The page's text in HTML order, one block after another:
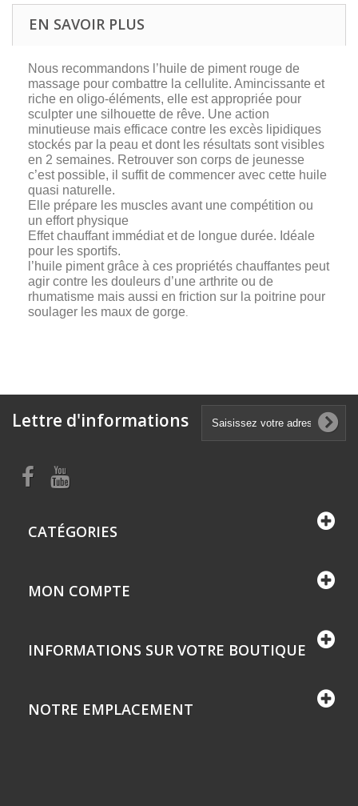
EN SAVOIR PLUS
Nous recommandons l’huile de piment rouge de
massage pour combattre la cellulite. Amincissante et
riche en oligo-éléments, elle est appropriée pour
sculpter une silhouette de rêve. Une action
minutieuse mais efficace contre les excès lipidiques
stockés par la peau et dont les résultats sont visibles
en 2 semaines. Retrouver son corps de jeunesse
c’est possible, il suffit de commencer avec cette huile
quasi naturelle.
Elle prépare les muscles avant une compétition ou
un effort physique
Effet chauffant immédiat et de longue durée. Idéale
pour les sportifs.
l’huile piment grâce à ces propriétés chauffantes peut
agir contre les douleurs d’une arthrite ou de
rhumatisme mais aussi en friction sur la poitrine pour
soulager les maux de gorge.
Lettre d'informations
CATÉGORIES
MON COMPTE
INFORMATIONS SUR VOTRE BOUTIQUE
NOTRE EMPLACEMENT